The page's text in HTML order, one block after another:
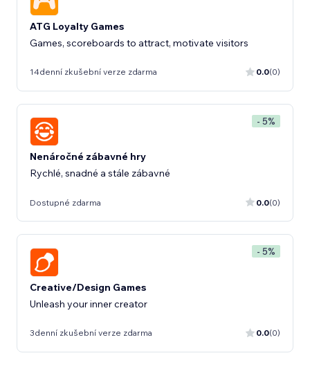
ATG Loyalty Games
Games, scoreboards to attract, motivate visitors
14denní zkušební verze zdarma 0.0(0)
- 5%
Nenáročné zábavné hry
Rychlé, snadné a stále zábavné
Dostupné zdarma 0.0(0)
- 5%
Creative/Design Games
Unleash your inner creator
3denní zkušební verze zdarma 0.0(0)